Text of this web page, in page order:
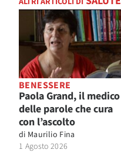
BENESSERE
Paola Grand, il medico
delle parole che cura
con l’ascolto
di Maurilio Fina
1 Agosto 2026